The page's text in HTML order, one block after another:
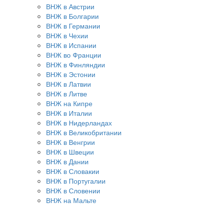
ВНЖ в Австрии
ВНЖ в Болгарии
ВНЖ в Германии
ВНЖ в Чехии
ВНЖ в Испании
ВНЖ во Франции
ВНЖ в Финляндии
ВНЖ в Эстонии
ВНЖ в Латвии
ВНЖ в Литве
ВНЖ на Кипре
ВНЖ в Италии
ВНЖ в Нидерландах
ВНЖ в Великобритании
ВНЖ в Венгрии
ВНЖ в Швеции
ВНЖ в Дании
ВНЖ в Словакии
ВНЖ в Португалии
ВНЖ в Словении
ВНЖ на Мальте